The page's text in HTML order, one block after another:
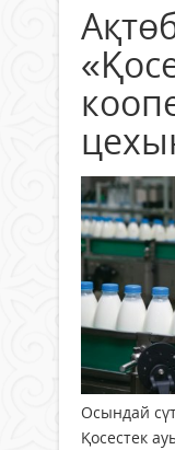
Осындай
Қосестек